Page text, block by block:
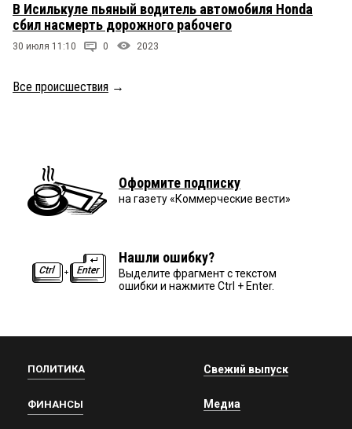
В Исилькуле пьяный водитель автомобиля Honda
сбил насмерть дорожного рабочего
30 июля 11:10 0 2023
Все происшествия →
Оформите подписку
на газету «Коммерческие вести»
Нашли ошибку?
Выделите фрагмент с текстом
ошибки и нажмите Ctrl + Enter.
ПОЛИТИКА
ФИНАНСЫ
Свежий выпуск
Медиа